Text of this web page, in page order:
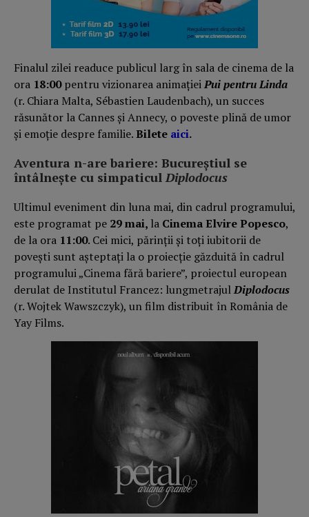
Finalul zilei readuce publicul larg în sala de cinema de la
ora 18:00pentru vizionarea animațieiPui pentru Linda
(r. Chiara Malta, Sébastien Laudenbach), un succes
răsunător la Cannes și Annecy, o poveste plină de umor
și emoție despre familie.Bilete aici.
Aventura n-are bariere: Bucureștiul se
întâlnește cu simpaticulDiplodocus
Ultimul eveniment din luna mai, din cadrul programului,
este programat pe 29 mai, la Cinema Elvire Popesco,
de la ora 11:00. Cei mici, părinții și toți iubitorii de
povești sunt așteptați la o proiecție găzduită în cadrul
programului „Cinema fără bariere”, proiectul european
derulat de Institutul Francez: lungmetrajulDiplodocus
(r. Wojtek Wawszczyk), un film distribuit în România de
Yay Films.